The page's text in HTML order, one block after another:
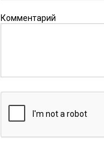
Комментарий